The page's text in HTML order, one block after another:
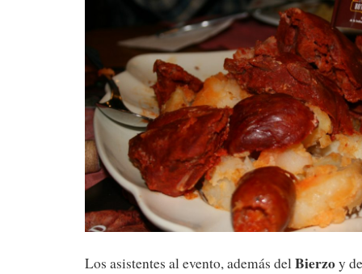
Los asistentes al evento, además delBierzoy